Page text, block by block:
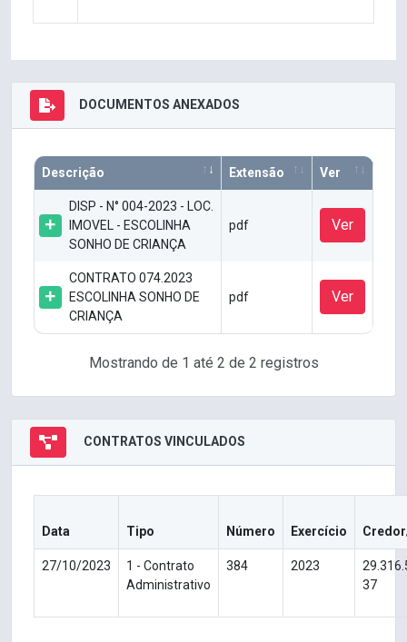
DOCUMENTOS ANEXADOS
Descrição Extensão Ver
DISP - N° 004-2023 - LOC.
IMOVEL - ESCOLINHA
SONHO DE CRIANÇA
pdf Ver
CONTRATO 074.2023
ESCOLINHA SONHO DE
CRIANÇA
pdf Ver
Mostrando de 1 até 2 de 2 registros
CONTRATOS VINCULADOS
Data Tipo Número Exercício
27/10/2023
1 - Contrato
Administrativo
384 2023
37